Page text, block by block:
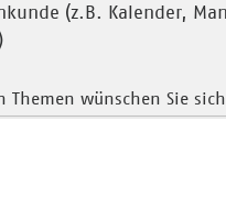
(z.B. Kalender,
Themen wünschen Sie